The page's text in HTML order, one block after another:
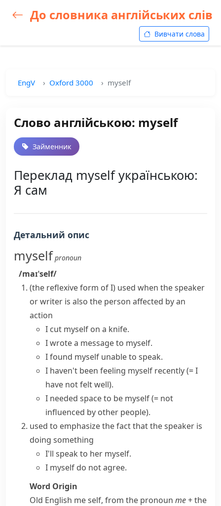
До словника англійських слів
Вивчати слова
EngV Oxford 3000 myself
Слово англійською: myself
Займенник
Переклад myself українською:
Я сам
Детальний опис
myself pronoun
/maɪˈself/
(the reflexive form ofI) used when the speaker
or writer is also the person affected by an
action
I cut myself on a knife.
I wrote a message to myself.
I found myself unable to speak.
I haven't been feeling myself recently(= I
have not felt well).
I needed space to be myself(= not
influenced by other people).
used to emphasize the fact that the speaker is
doing something
I'll speak to her myself.
I myself do not agree.
Word Origin
Old English me self, from the pronoun me+ the